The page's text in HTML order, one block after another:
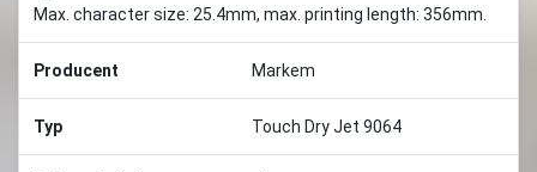
Max. character size: 25.4mm, max. printing length: 356mm.
Producent Markem
Typ Touch Dry Jet 9064